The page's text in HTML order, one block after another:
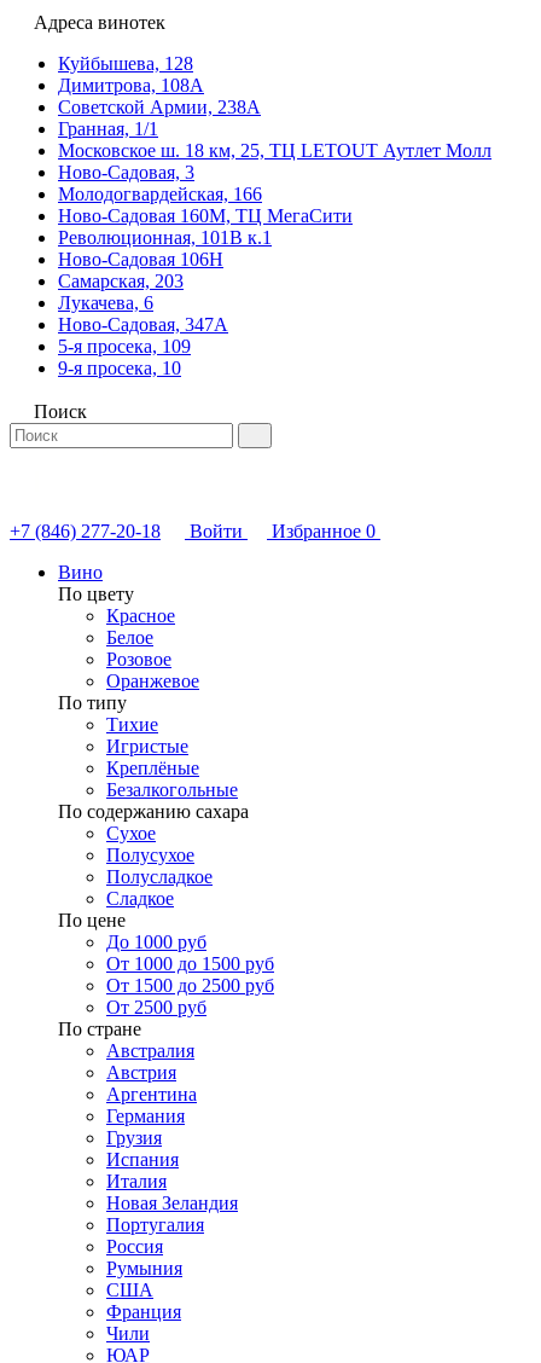
Адреса винотек
Куйбышева, 128
Димитрова, 108А
Советской Армии, 238А
Гранная, 1/1
Московское ш. 18 км, 25, ТЦ LETOUT Аутлет Молл
Ново-Садовая, 3
Молодогвардейская, 166
Ново-Садовая 160М, ТЦ МегаСити
Революционная, 101В к.1
Ново-Садовая 106Н
Самарская, 203
Лукачева, 6
Ново-Садовая, 347А
5-я просека, 109
9-я просека, 10
Поиск
+7 (846) 277-20-18 Войти Избранное 0
Вино
По цвету
Красное
Белое
Розовое
Оранжевое
По типу
Тихие
Игристые
Креплёные
Безалкогольные
По содержанию сахара
Сухое
Полусухое
Полусладкое
Сладкое
По цене
До 1000 руб
От 1000 до 1500 руб
От 1500 до 2500 руб
От 2500 руб
По стране
Австралия
Австрия
Аргентина
Германия
Грузия
Испания
Италия
Новая Зеландия
Португалия
Россия
Румыния
США
Франция
Чили
ЮАР